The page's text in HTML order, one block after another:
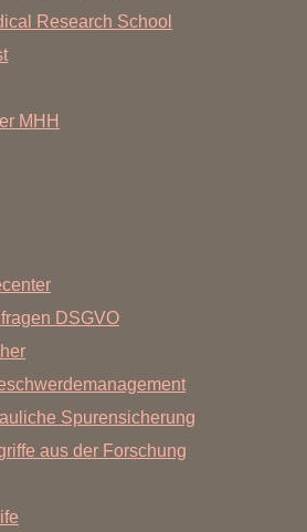
Research School
MHH
DSGVO
Spurensicherung
aus der Forschung